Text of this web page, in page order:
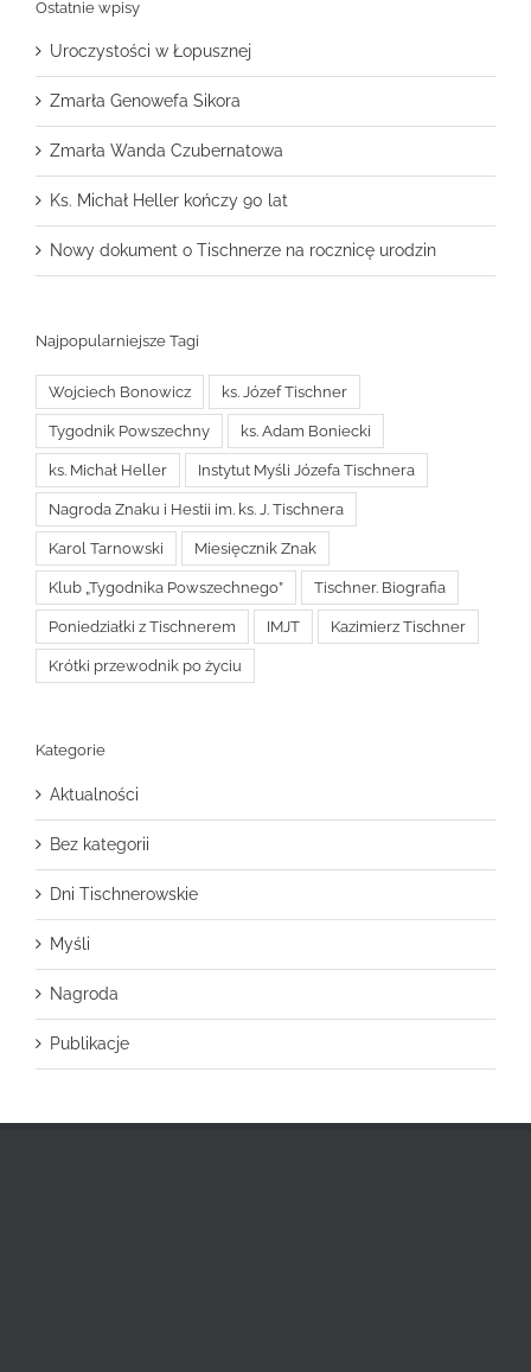
Ostatnie wpisy
Uroczystości w Łopusznej
Zmarła Genowefa Sikora
Zmarła Wanda Czubernatowa
Ks. Michał Heller kończy 90 lat
Nowy dokument o Tischnerze na rocznicę urodzin
Najpopularniejsze Tagi
Wojciech Bonowicz ks. Józef Tischner
Tygodnik Powszechny ks. Adam Boniecki
ks. Michał Heller Instytut Myśli Józefa Tischnera
Nagroda Znaku i Hestii im. ks. J. Tischnera
Karol Tarnowski Miesięcznik Znak
Klub „Tygodnika Powszechnego” Tischner. Biografia
Poniedziałki z Tischnerem IMJT Kazimierz Tischner
Krótki przewodnik po życiu
Kategorie
Aktualności
Bez kategorii
Dni Tischnerowskie
Myśli
Nagroda
Publikacje